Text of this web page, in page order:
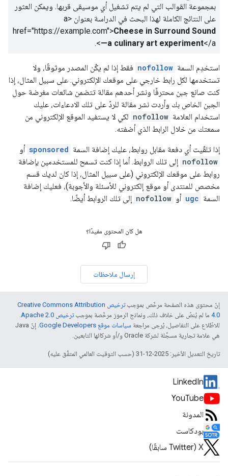
بمجموعة القوالب التي لم يتم تشغيل أي موسيقى قربها. ويمكن العثور
على النتائج الكاملة لهذا البحث في الدراسة بعنوان
<a
href="https://example.com">Cheese in Surround Sound
—a culinary art experiment</a>
.
استخدِم السمة nofollow فقط إذا لم يكُن المصدر موثوقًا، ولا
تستخدمها لكل رابط خارجي على موقعك الإلكتروني. على سبيل المثال، إذا
كنت صانع جبن محترفًا ونشر أحدهم مقالة تتضمن شائعات مغرضة حول
الجبن الخاص بك وأردت نشر مقالة للردّ على تلك الادعاءات، عليك
استخدام العلامة nofollow لكي لا يستفيد الموقع الإلكتروني من
سمعتك من خلال الرابط الذي أضفته.
إذا تلقّيت أي دفعة مقابل روابط، عليك إضافة السمة sponsored أو
nofollow إلى تلك الروابط. أما إذا كنت تسمح للمستخدمين بإضافة
روابط على موقعك الإلكتروني (على سبيل المثال، إذا كان لديك قسم
مخصص للمنتدى أو موقع إلكتروني للأسئلة والأجوبة)، فعليك إضافة
السمة ugc أو nofollow إلى تلك الروابط أيضًا.
هل كان المحتوى مفيدًا؟
إرسال ملاحظات
إنّ محتوى هذه الصفحة مرخّص بموجب
ترخيص Creative Commons Attribution
4.0‏ ما لم يُنصّ على خلاف ذلك، ونماذج الرموز مرخّصة بموجبترخيص Apache 2.0‏
.
للاطّلاع على التفاصيل، يُرجى مراجعة سياسات موقع Google Developers‏
. إنّ Java
هي علامة تجارية مسجَّلة لشركة Oracle و/أو شركائها التابعين.
تاريخ التعديل الأخير: 2025-12-31 (حسب التوقيت العالمي المتفَّق عليه)
LinkedIn
YouTube
المدونة
بودكاست
‫X ‏(Twitter سابقًا)